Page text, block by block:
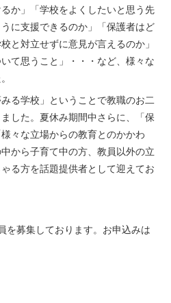
か」「学校をよくしたいと思う先
に支援できるのか」「保護者はど
と対立せずに意見が言えるのか」
て思うこと」・・・など、様々な
る学校」ということで教職のお二
した。夏休み期間中さらに、「保
々な立場からの教育とのかかわ
から子育て中の方、教員以外の立
る方を話題提供者として迎えてお
を募集しております。お申込みは